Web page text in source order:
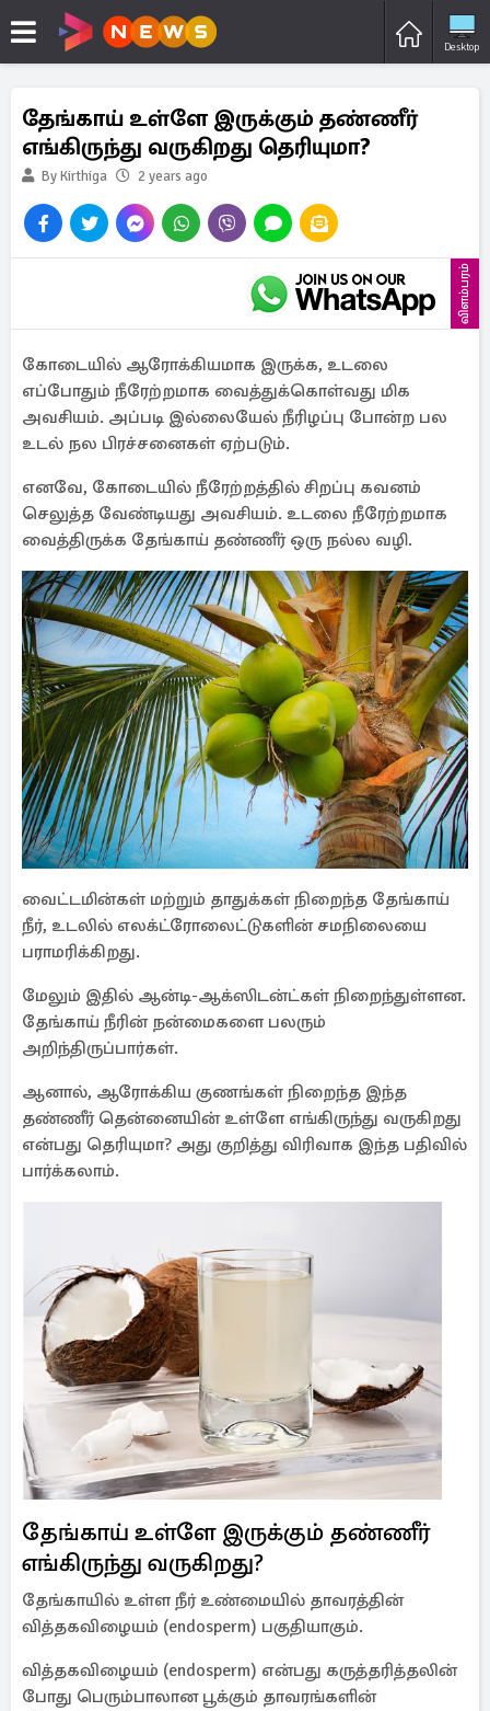
Desktop
தேங்காய் உள்ளே இருக்கும் தண்ணீர்
எங்கிருந்து வருகிறது தெரியுமா?
By Kirthiga 2 years ago
விளம்பரம்
கோடையில் ஆரோக்கியமாக இருக்க, உடலை
எப்போதும் நீரேற்றமாக வைத்துக்கொள்வது மிக
அவசியம். அப்படி இல்லையேல் நீரிழப்பு போன்ற பல
உடல் நல பிரச்சனைகள் ஏற்படும்.
எனவே, கோடையில் நீரேற்றத்தில் சிறப்பு கவனம்
செலுத்த வேண்டியது அவசியம். உடலை நீரேற்றமாக
வைத்திருக்க தேங்காய் தண்ணீர் ஒரு நல்ல வழி.
வைட்டமின்கள் மற்றும் தாதுக்கள் நிறைந்த தேங்காய்
நீர், உடலில் எலக்ட்ரோலைட்டுகளின் சமநிலையை
பராமரிக்கிறது.
மேலும் இதில் ஆன்டி-ஆக்ஸிடன்ட்கள் நிறைந்துள்ளன.
தேங்காய் நீரின் நன்மைகளை பலரும்
அறிந்திருப்பார்கள்.
ஆனால், ஆரோக்கிய குணங்கள் நிறைந்த இந்த
தண்ணீர் தென்னையின் உள்ளே எங்கிருந்து வருகிறது
என்பது தெரியுமா? அது குறித்து விரிவாக இந்த பதிவில்
பார்க்கலாம்.
தேங்காய் உள்ளே இருக்கும் தண்ணீர்
எங்கிருந்து வருகிறது?
தேங்காயில் உள்ள நீர் உண்மையில் தாவரத்தின்
வித்தகவிழையம் (endosperm) பகுதியாகும்.
வித்தகவிழையம் (endosperm) என்பது கருத்தரித்தலின்
போது பெரும்பாலான பூக்கும் தாவரங்களின்